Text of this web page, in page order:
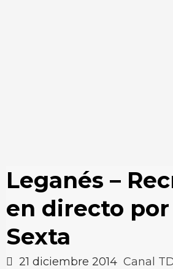
Leganés –
en directo por
Sexta
21 diciembre 2014 Canal